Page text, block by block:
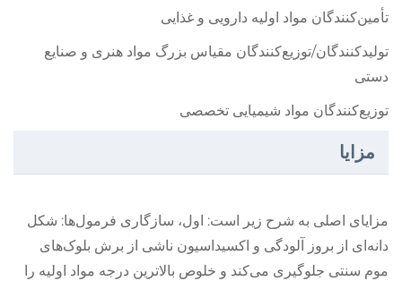
تأمین‌کنندگان مواد اولیه دارویی و غذایی
تولیدکنندگان/توزیع‌کنندگان مقیاس بزرگ مواد هنری و صنایع
دستی
توزیع‌کنندگان مواد شیمیایی تخصصی
مزایا
مزایای اصلی به شرح زیر است: اول، سازگاری فرمول‌ها: شکل
دانه‌ای از بروز آلودگی و اکسیداسیون ناشی از برش بلوک‌های
موم سنتی جلوگیری می‌کند و خلوص بالاترین درجه مواد اولیه را